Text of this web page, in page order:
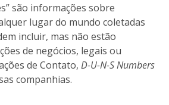
são informações sobre
lugar do mundo coletadas
incluir, mas não estão
de negócios, legais ou
de Contato, D-U-N-S Numbers
companhias.